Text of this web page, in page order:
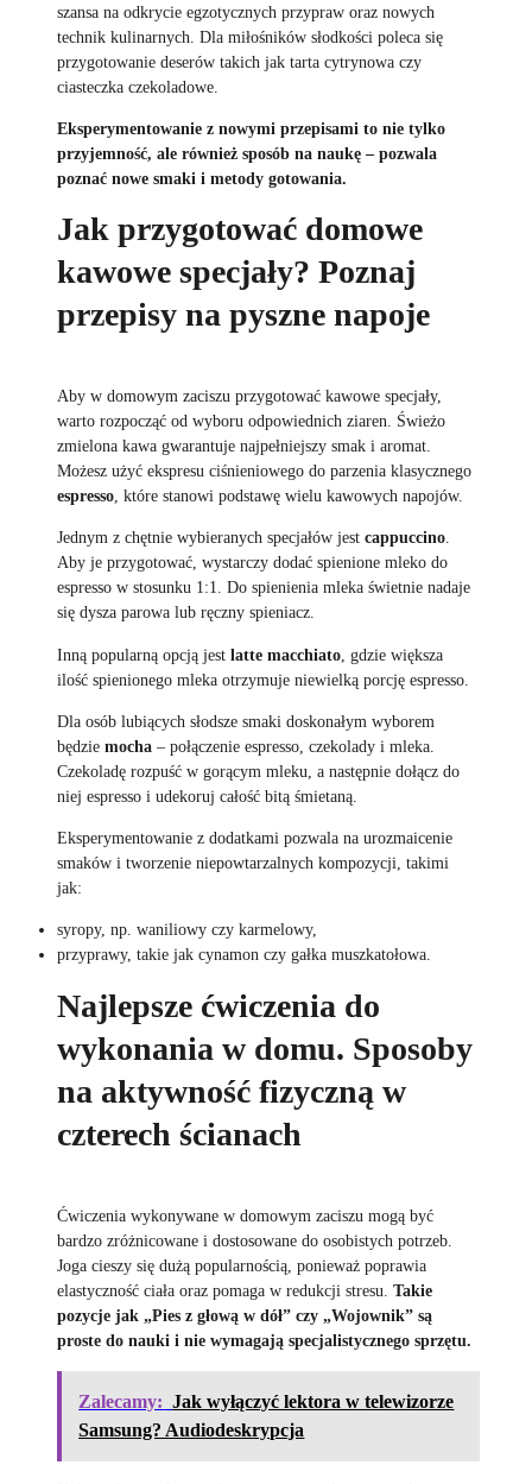
szansa na odkrycie egzotycznych przypraw oraz nowych
technik kulinarnych. Dla miłośników słodkości poleca się
przygotowanie deserów takich jak tarta cytrynowa czy
ciasteczka czekoladowe.
Eksperymentowanie z nowymi przepisami to nie tylko
przyjemność, ale również sposób na naukę – pozwala
poznać nowe smaki i metody gotowania.
Jak przygotować domowe
kawowe specjały? Poznaj
przepisy na pyszne napoje
Aby w domowym zaciszu przygotować kawowe specjały,
warto rozpocząć od wyboru odpowiednich ziaren. Świeżo
zmielona kawa gwarantuje najpełniejszy smak i aromat.
Możesz użyć ekspresu ciśnieniowego do parzenia klasycznego
espresso , które stanowi podstawę wielu kawowych napojów.
Jednym z chętnie wybieranych specjałów jest cappuccino.
Aby je przygotować, wystarczy dodać spienione mleko do
espresso w stosunku 1:1. Do spienienia mleka świetnie nadaje
się dysza parowa lub ręczny spieniacz.
Inną popularną opcją jest latte macchiato , gdzie większa
ilość spienionego mleka otrzymuje niewielką porcję espresso.
Dla osób lubiących słodsze smaki doskonałym wyborem
będzie mocha – połączenie espresso, czekolady i mleka.
Czekoladę rozpuść w gorącym mleku, a następnie dołącz do
niej espresso i udekoruj całość bitą śmietaną.
Eksperymentowanie z dodatkami pozwala na urozmaicenie
smaków i tworzenie niepowtarzalnych kompozycji, takimi
jak:
syropy, np. waniliowy czy karmelowy,
przyprawy, takie jak cynamon czy gałka muszkatołowa.
Najlepsze ćwiczenia do
wykonania w domu. Sposoby
na aktywność fizyczną w
czterech ścianach
Ćwiczenia wykonywane w domowym zaciszu mogą być
bardzo zróżnicowane i dostosowane do osobistych potrzeb.
Joga cieszy się dużą popularnością, ponieważ poprawia
elastyczność ciała oraz pomaga w redukcji stresu. Takie
pozycje jak „Pies z głową w dół” czy „Wojownik” są
proste do nauki i nie wymagają specjalistycznego sprzętu.
Zalecamy: Jak wyłączyć lektora w telewizorze
Samsung? Audiodeskrypcja